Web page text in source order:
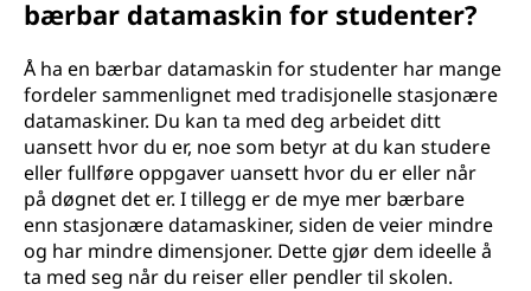
bærbar datamaskin for studenter?
Å ha en bærbar datamaskin for studenter har mange
fordeler sammenlignet med tradisjonelle stasjonære
datamaskiner. Du kan ta med deg arbeidet ditt
uansett hvor du er, noe som betyr at du kan studere
eller fullføre oppgaver uansett hvor du er eller når
på døgnet det er. I tillegg er de mye mer bærbare
enn stasjonære datamaskiner, siden de veier mindre
og har mindre dimensjoner. Dette gjør dem ideelle å
ta med seg når du reiser eller pendler til skolen.